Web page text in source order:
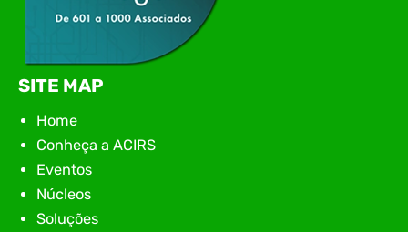
SITE MAP
Home
Conheça a ACIRS
Eventos
Núcleos
Soluções